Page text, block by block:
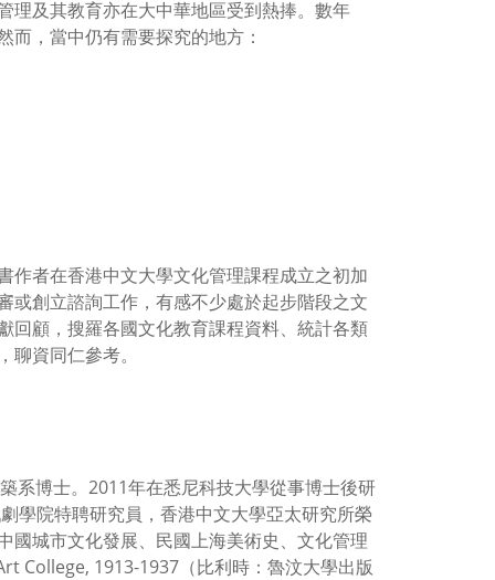
理及其教育亦在大中華地區受到熱捧。數年
，當中仍有需要探究的地方：
作者在香港中文大學文化管理課程成立之初加
或創立諮詢工作，有感不少處於起步階段之文
回顧，搜羅各國文化教育課程資料、統計各類
資同仁參考。
系博士。2011年在悉尼科技大學從事博士後研
學院特聘研究員，香港中文大學亞太研究所榮
國城市文化發展、民國上海美術史、文化管理
College, 1913-1937（比利時：魯汶大學出版